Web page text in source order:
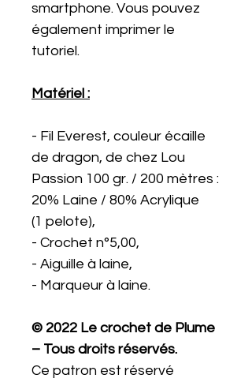
smartphone. Vous pouvez
également imprimer le
tutoriel.
Matériel :
- Fil Everest, couleur écaille
de dragon, de chez Lou
Passion 100 gr. / 200 mètres :
20% Laine / 80% Acrylique
(1 pelote),
- Crochet n°5,00,
- Aiguille à laine,
- Marqueur à laine.
© 2022 Le crochet de Plume
– Tous droits réservés.
Ce patron est réservé